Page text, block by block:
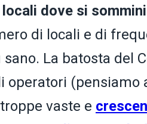
dove si
di locali e di
La batosta del
operatori (pensiamo
vaste e